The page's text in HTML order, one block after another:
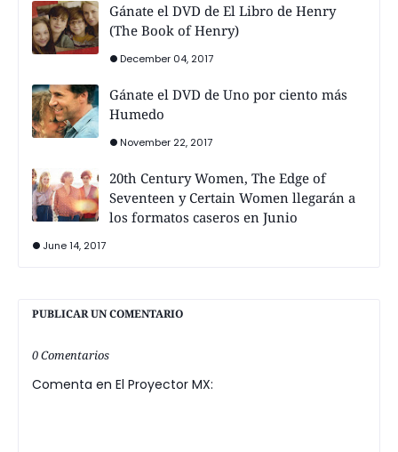
Gánate el DVD de El Libro de Henry
(The Book of Henry)
December 04, 2017
Gánate el DVD de Uno por ciento más
Humedo
November 22, 2017
20th Century Women, The Edge of
Seventeen y Certain Women llegarán a
los formatos caseros en Junio
June 14, 2017
PUBLICAR UN COMENTARIO
0 Comentarios
Comenta en El Proyector MX: